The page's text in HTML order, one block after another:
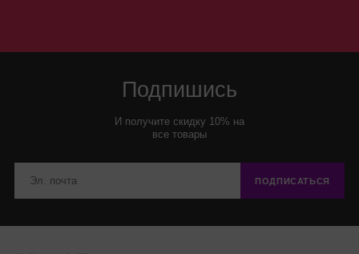
Подпишись
И получите скидку 10% на
все товары
ПОДПИСАТЬСЯ